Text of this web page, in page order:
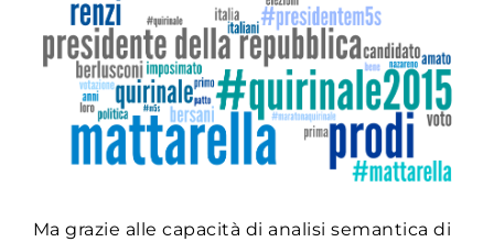
Ma grazie alle capacità di analisi semantica di